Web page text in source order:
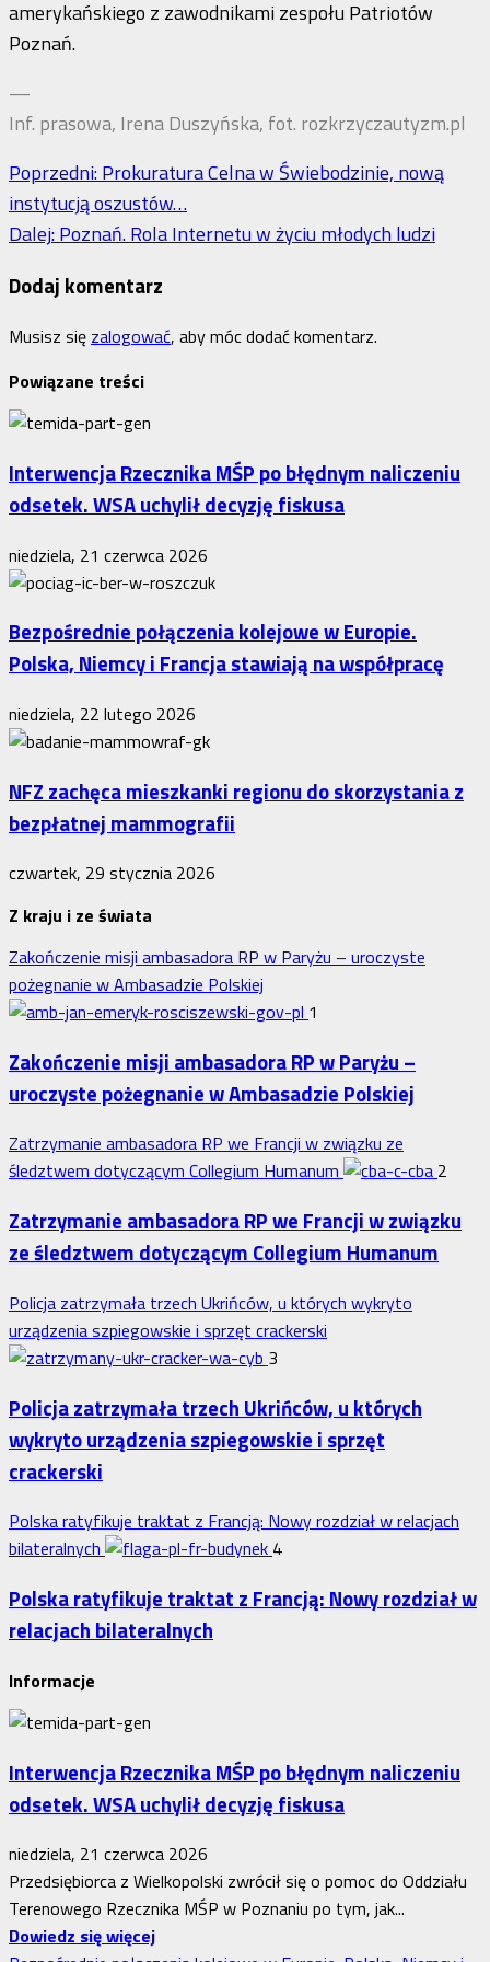
amerykańskiego z zawodnikami zespołu Patriotów
Poznań.
—
Inf. prasowa, Irena Duszyńska, fot. rozkrzyczautyzm.pl
Zobacz
wpisy
Poprzedni:Prokuratura Celna w Świebodzinie, nową
instytucją oszustów…
Dalej:Poznań. Rola Internetu w życiu młodych ludzi
Dodaj komentarz
Musisz się zalogować, aby móc dodać komentarz.
Powiązane treści
Interwencja Rzecznika MŚP po błędnym naliczeniu
odsetek. WSA uchylił decyzję fiskusa
niedziela, 21 czerwca 2026
Bezpośrednie połączenia kolejowe w Europie.
Polska, Niemcy i Francja stawiają na współpracę
niedziela, 22 lutego 2026
NFZ zachęca mieszkanki regionu do skorzystania z
bezpłatnej mammografii
czwartek, 29 stycznia 2026
Z kraju i ze świata
Zakończenie misji ambasadora RP w Paryżu – uroczyste
pożegnanie w Ambasadzie Polskiej
1
Zakończenie misji ambasadora RP w Paryżu –
uroczyste pożegnanie w Ambasadzie Polskiej
Zatrzymanie ambasadora RP we Francji w związku ze
śledztwem dotyczącym Collegium Humanum
2
Zatrzymanie ambasadora RP we Francji w związku
ze śledztwem dotyczącym Collegium Humanum
Policja zatrzymała trzech Ukrińców, u których wykryto
urządzenia szpiegowskie i sprzęt crackerski
3
Policja zatrzymała trzech Ukrińców, u których
wykryto urządzenia szpiegowskie i sprzęt
crackerski
Polska ratyfikuje traktat z Francją: Nowy rozdział w relacjach
bilateralnych
4
Polska ratyfikuje traktat z Francją: Nowy rozdział w
relacjach bilateralnych
Informacje
Interwencja Rzecznika MŚP po błędnym naliczeniu
odsetek. WSA uchylił decyzję fiskusa
niedziela, 21 czerwca 2026
Przedsiębiorca z Wielkopolski zwrócił się o pomoc do Oddziału
Terenowego Rzecznika MŚP w Poznaniu po tym, jak...
Dowiedz się więcejDowiedz